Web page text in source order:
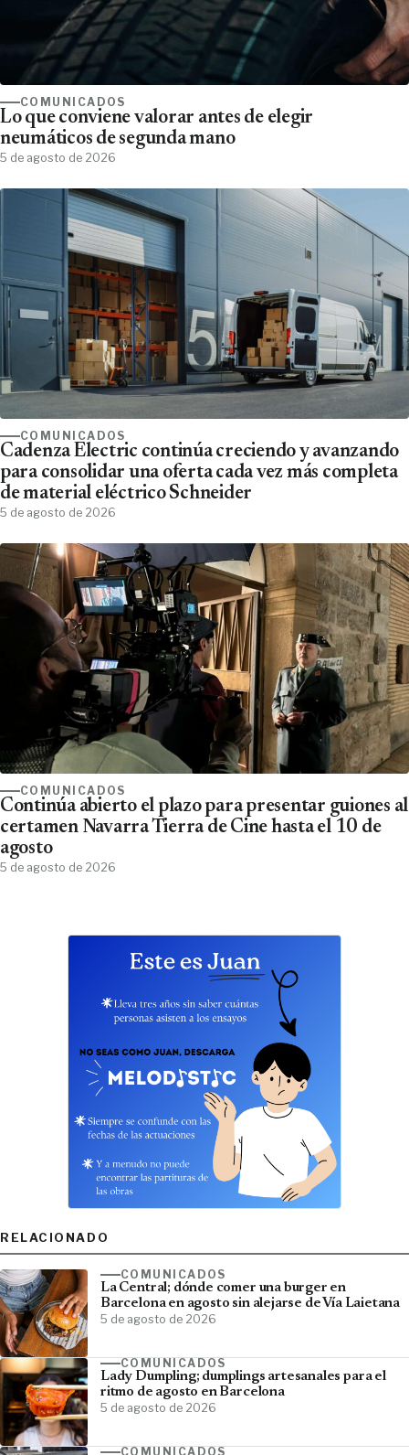
COMUNICADOS
Lo que conviene valorar antes de elegir
neumáticos de segunda mano
5 de agosto de 2026
COMUNICADOS
Cadenza Electric continúa creciendo y avanzando
para consolidar una oferta cada vez más completa
de material eléctrico Schneider
5 de agosto de 2026
COMUNICADOS
Continúa abierto el plazo para presentar guiones al
certamen Navarra Tierra de Cine hasta el 10 de
agosto
5 de agosto de 2026
RELACIONADO
COMUNICADOS
La Central; dónde comer una burger en
Barcelona en agosto sin alejarse de Vía Laietana
5 de agosto de 2026
COMUNICADOS
Lady Dumpling; dumplings artesanales para el
ritmo de agosto en Barcelona
5 de agosto de 2026
COMUNICADOS